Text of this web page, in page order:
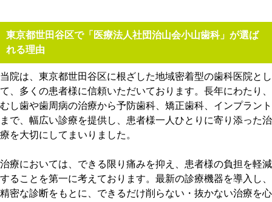
東京都世田谷区で「医療法人社団治山会小山歯科」が選ば
れる理由
当院は、東京都世田谷区に根ざした地域密着型の歯科医院とし
て、多くの患者様に信頼いただいております。長年にわたり、
むし歯や歯周病の治療から予防歯科、矯正歯科、インプラント
まで、幅広い診療を提供し、患者様一人ひとりに寄り添った治
療を大切にしてまいりました。
治療においては、できる限り痛みを抑え、患者様の負担を軽減
することを第一に考えております。最新の診療機器を導入し、
精密な診断をもとに、できるだけ削らない・抜かない治療を心